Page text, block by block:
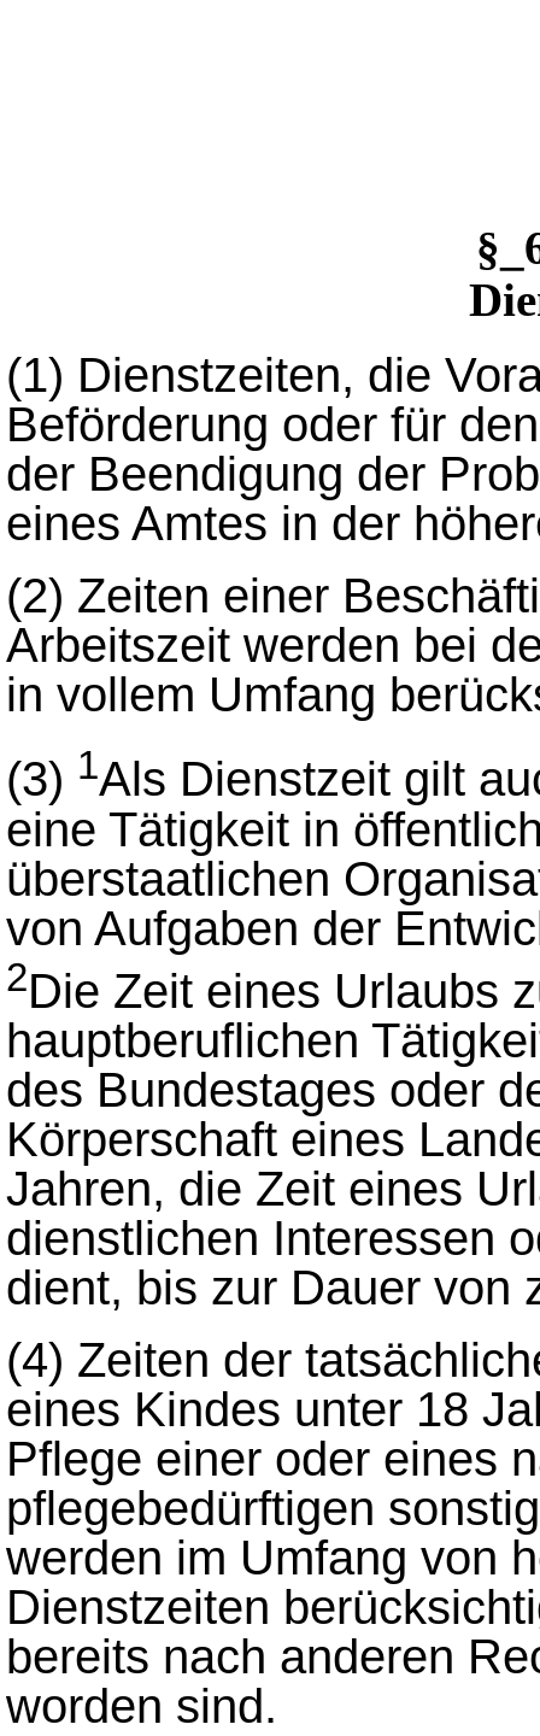
(1) Dienstzeiten, die
Beförderung oder für
der Beendigung der
eines Amtes in der
(2) Zeiten einer
Arbeitszeit werden bei
in vollem Umfang
(3) 1Als Dienstzeit gilt
eine Tätigkeit in
überstaatlichen
von Aufgaben der
2Die Zeit eines Urlaubs
hauptberuflichen
des Bundestages oder
Körperschaft eines
Jahren, die Zeit eines
dienstlichen Interessen
dient, bis zur Dauer von
(4) Zeiten der
eines Kindes unter 18
Pflege einer oder eines
pflegebedürftigen
werden im Umfang von
Dienstzeiten
bereits nach anderen
worden sind.